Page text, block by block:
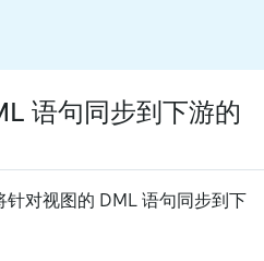
语句同步到下游的
对视图的 DML 语句同步到下